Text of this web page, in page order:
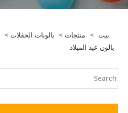
بيت > منتجات > بالونات الحفلات >
بالون عيد الميلاد